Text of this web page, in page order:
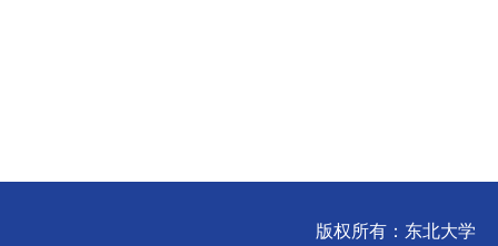
版权所有：东北大学